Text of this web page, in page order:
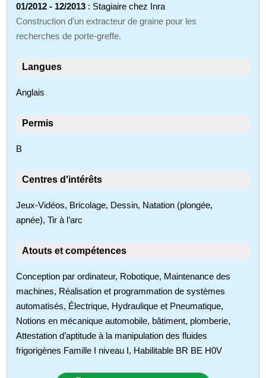
01/2012 - 12/2013 : Stagiaire chez Inra
Construction d’un extracteur de graine pour les
recherches de porte-greffe.
Langues
Anglais
Permis
B
Centres d'intérêts
Jeux-Vidéos, Bricolage, Dessin, Natation (plongée,
apnée), Tir à l’arc
Atouts et compétences
Conception par ordinateur, Robotique, Maintenance des
machines, Réalisation et programmation de systèmes
automatisés, Électrique, Hydraulique et Pneumatique,
Notions en mécanique automobile, bâtiment, plomberie,
Attestation d’aptitude à la manipulation des fluides
frigorigènes Famille I niveau I, Habilitable BR BE H0V